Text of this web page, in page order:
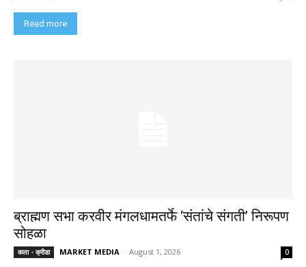
Read more
ब्राह्मण सभा करवीर मंगलधामतर्फे ‘संतांचे संगती’ निरूपण
सोहळा
कला - क्रीडा MARKET MEDIA - August 1, 2026 0